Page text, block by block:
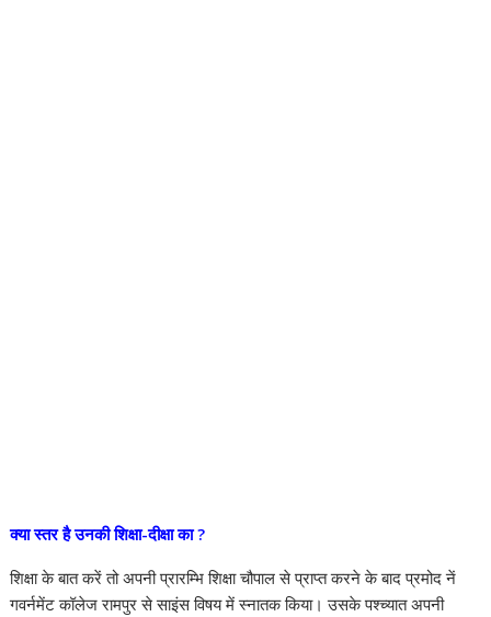
क्या स्तर है उनकी शिक्षा-दीक्षा का ?
शिक्षा के बात करें तो अपनी प्रारम्भि शिक्षा चौपाल से प्राप्त करने के बाद प्रमोद नें
गवर्नमेंट कॉलेज रामपुर से साइंस विषय में स्नातक किया। उसके पश्च्यात अपनी